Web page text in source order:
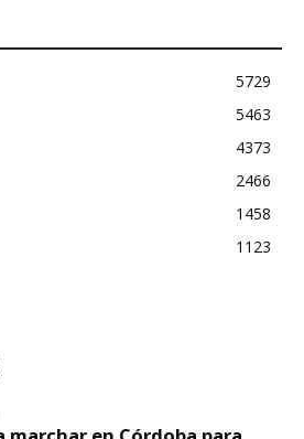
5729
5463
4373
2466
1458
1123